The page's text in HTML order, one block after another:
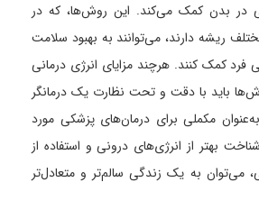
در بدن کمک می‌کند. این روش‌ها، که در
ریشه دارند، می‌توانند به بهبود سلامت
کمک کنند. هرچند مزایای انرژی درمانی
باید با دقت و تحت نظارت یک درمانگر
مکملی برای درمان‌های پزشکی مورد
شناخت بهتر از انرژی‌های درونی و استفاده از
می‌توان به یک زندگی سالم‌تر و متعادل‌تر